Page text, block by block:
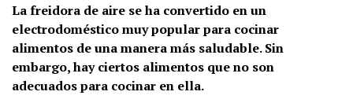
La freidora de aire se ha convertido en un
electrodoméstico muy popular para cocinar
alimentos de una manera más saludable. Sin
embargo, hay ciertos alimentos que no son
adecuados para cocinar en ella.